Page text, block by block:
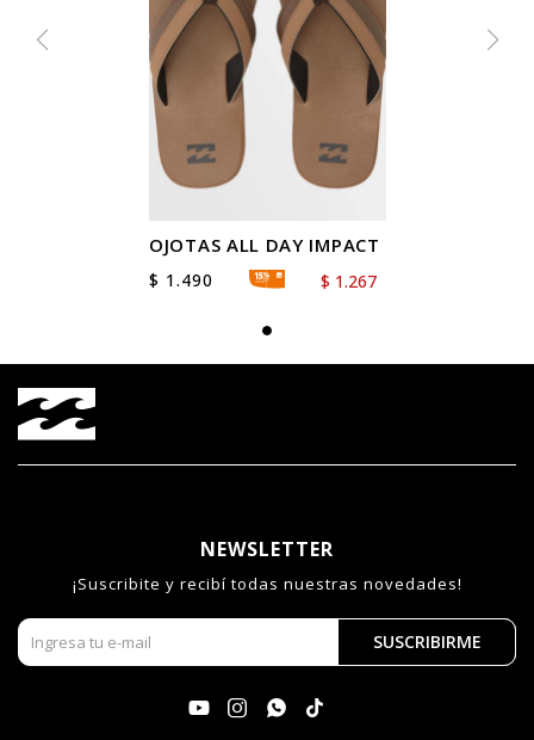
OJOTAS ALL DAY IMPACT
$ 1.490 $ 1.267
NEWSLETTER
¡Suscribite y recibí todas nuestras novedades!
SUSCRIBIRME
   